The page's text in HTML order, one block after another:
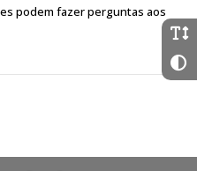
podem fazer perguntas aos